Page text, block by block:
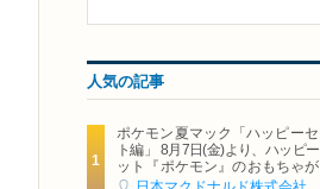
人気の記事
ポケモン夏マック「ハッピーセ
ト編」 8月7日(金)より、ハッピ
ット『ポケモン』のおもちゃが
間限定登場